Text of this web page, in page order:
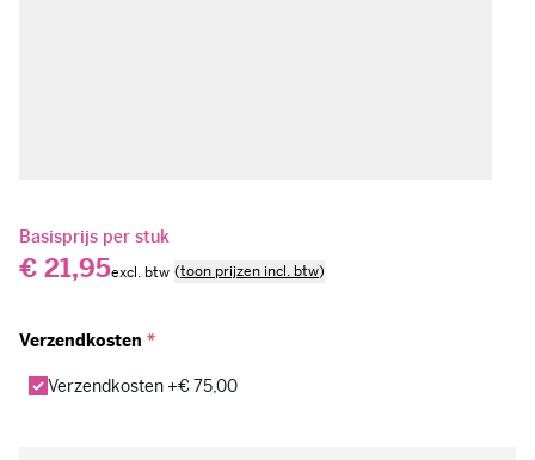
Basisprijs per stuk
€ 21,95 (toon prijzen incl. btw)
Verzendkosten *
Verzendkosten +€ 75,00